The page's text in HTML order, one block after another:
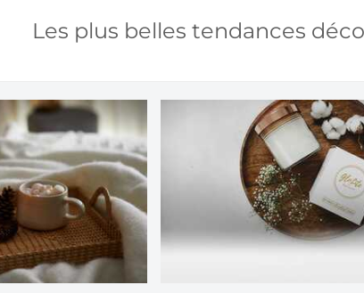
Les plus belles tendances